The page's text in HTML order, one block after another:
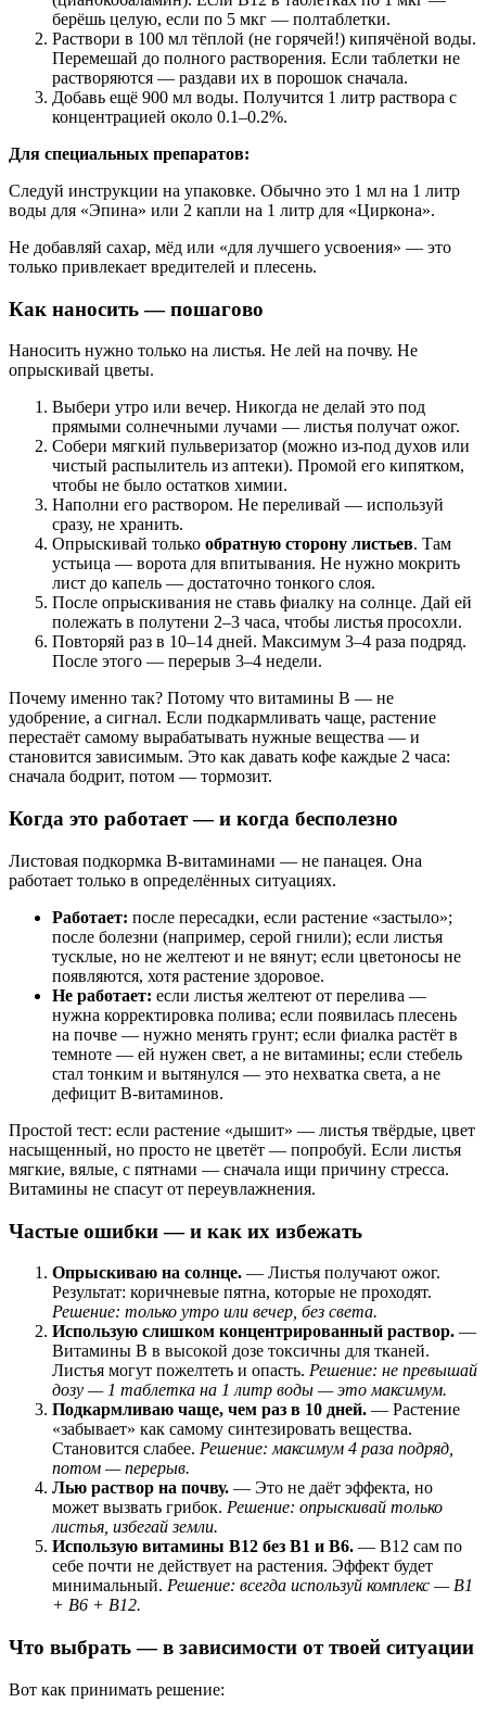
берёшь целую, если по 5 мкг — полтаблетки.
Раствори в 100 мл тёплой (не горячей!) кипячёной воды.
Перемешай до полного растворения. Если таблетки не
растворяются — раздави их в порошок сначала.
Добавь ещё 900 мл воды. Получится 1 литр раствора с
концентрацией около 0.1–0.2%.
Для специальных препаратов:
Следуй инструкции на упаковке. Обычно это 1 мл на 1 литр
воды для «Эпина» или 2 капли на 1 литр для «Циркона».
Не добавляй сахар, мёд или «для лучшего усвоения» — это
только привлекает вредителей и плесень.
Как наносить — пошагово
Наносить нужно только на листья. Не лей на почву. Не
опрыскивай цветы.
Выбери утро или вечер. Никогда не делай это под
прямыми солнечными лучами — листья получат ожог.
Собери мягкий пульверизатор (можно из-под духов или
чистый распылитель из аптеки). Промой его кипятком,
чтобы не было остатков химии.
Наполни его раствором. Не переливай — используй
сразу, не хранить.
Опрыскивай только обратную сторону листьев. Там
устьица — ворота для впитывания. Не нужно мокрить
лист до капель — достаточно тонкого слоя.
После опрыскивания не ставь фиалку на солнце. Дай ей
полежать в полутени 2–3 часа, чтобы листья просохли.
Повторяй раз в 10–14 дней. Максимум 3–4 раза подряд.
После этого — перерыв 3–4 недели.
Почему именно так? Потому что витамины B — не
удобрение, а сигнал. Если подкармливать чаще, растение
перестаёт самому вырабатывать нужные вещества — и
становится зависимым. Это как давать кофе каждые 2 часа:
сначала бодрит, потом — тормозит.
Когда это работает — и когда бесполезно
Листовая подкормка B-витаминами — не панацея. Она
работает только в определённых ситуациях.
Работает: после пересадки, если растение «застыло»;
после болезни (например, серой гнили); если листья
тусклые, но не желтеют и не вянут; если цветоносы не
появляются, хотя растение здоровое.
Не работает: если листья желтеют от перелива —
нужна корректировка полива; если появилась плесень
на почве — нужно менять грунт; если фиалка растёт в
темноте — ей нужен свет, а не витамины; если стебель
стал тонким и вытянулся — это нехватка света, а не
дефицит B-витаминов.
Простой тест: если растение «дышит» — листья твёрдые, цвет
насыщенный, но просто не цветёт — попробуй. Если листья
мягкие, вялые, с пятнами — сначала ищи причину стресса.
Витамины не спасут от переувлажнения.
Частые ошибки — и как их избежать
Опрыскиваю на солнце. — Листья получают ожог.
Результат: коричневые пятна, которые не проходят.
Решение: только утро или вечер, без света.
Использую слишком концентрированный раствор. —
Витамины B в высокой дозе токсичны для тканей.
Листья могут пожелтеть и опасть. Решение: не превышай
дозу — 1 таблетка на 1 литр воды — это максимум.
Подкармливаю чаще, чем раз в 10 дней. — Растение
«забывает» как самому синтезировать вещества.
Становится слабее. Решение: максимум 4 раза подряд,
потом — перерыв.
Лью раствор на почву. — Это не даёт эффекта, но
может вызвать грибок. Решение: опрыскивай только
листья, избегай земли.
Использую витамины B12 без B1 и B6. — B12 сам по
себе почти не действует на растения. Эффект будет
минимальный. Решение: всегда используй комплекс — B1
+ B6 + B12.
Что выбрать — в зависимости от твоей ситуации
Вот как принимать решение: